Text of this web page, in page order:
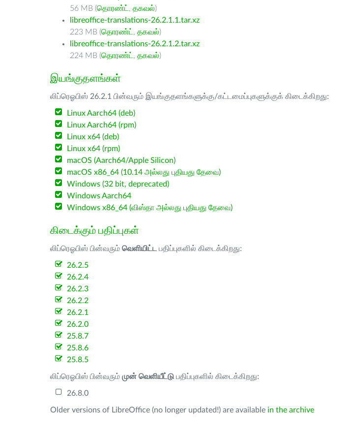
56 MB (தொரண்ட் , தகவல்)
libreoffice-translations-26.2.1.1.tar.xz
223 MB (தொரண்ட் , தகவல்)
libreoffice-translations-26.2.1.2.tar.xz
224 MB (தொரண்ட் , தகவல்)
இயங்குதளங்கள்
லிப்ரெஓபிஸ் 26.2.1 பின்வரும் இயங்குதளங்களுக்கு/கட்டமைப்புகளுக்குக் கிடைக்கிறது:
Linux Aarch64 (deb)
Linux Aarch64 (rpm)
Linux x64 (deb)
Linux x64 (rpm)
macOS (Aarch64/Apple Silicon)
macOS x86_64 (10.14 அல்லது புதியது தேவை)
Windows (32 bit, deprecated)
Windows Aarch64
Windows x86_64 (விஸ்தா அல்லது புதியது தேவை)
கிடைக்கும் பதிப்புகள்
லிப்ரெஓபிஸ் பின்வரும் வெளியிட்ட பதிப்புகளில் கிடைக்கிறது:
26.2.5
26.2.4
26.2.3
26.2.2
26.2.1
26.2.0
25.8.7
25.8.6
25.8.5
லிப்ரெஓபிஸ் பின்வரும் முன் வெளியீட்டு பதிப்புகளில் கிடைக்கிறது:
26.8.0
Older versions of LibreOffice (no longer updated!) are available in the archive